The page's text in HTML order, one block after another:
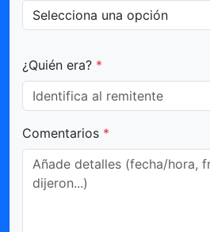
¿Quién era? *
Comentarios *